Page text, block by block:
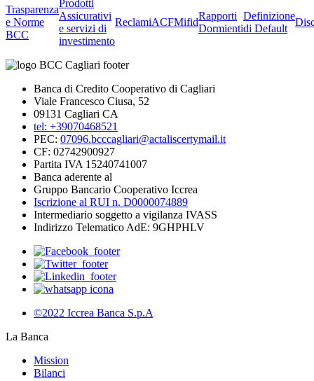
Trasparenza
e Norme
BCC
Prodotti
Assicurativi
e servizi di
investimento
ReclamiACFMifid
Rapporti
Dormienti
Definizione
di Default
Banca di Credito Cooperativo di Cagliari
Viale Francesco Ciusa, 52
09131 Cagliari CA
tel: +39070468521
PEC: 07096.bcccagliari@actaliscertymail.it
CF: 02742900927
Partita IVA 15240741007
Banca aderente al
Gruppo Bancario Cooperativo Iccrea
Iscrizione al RUI n. D0000074889
Intermediario soggetto a vigilanza IVASS
Indirizzo Telematico AdE: 9GHPHLV
©2022 Iccrea Banca S.p.A
La Banca
Mission
Bilanci